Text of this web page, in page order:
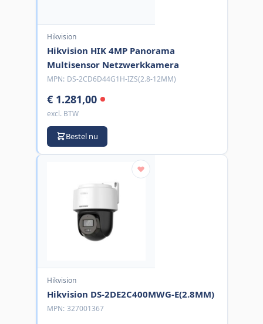
Hikvision
Hikvision HIK 4MP Panorama
Multisensor Netzwerkkamera
MPN: DS-2CD6D44G1H-IZS(2.8-12MM)
€ 1.281,00
excl. BTW
Bestel nu
Hikvision
Hikvision DS-2DE2C400MWG-E(2.8MM)
MPN: 327001367